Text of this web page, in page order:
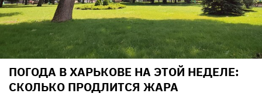
ПОГОДА В ХАРЬКОВЕ НА ЭТОЙ НЕДЕЛЕ:
СКОЛЬКО ПРОДЛИТСЯ ЖАРА